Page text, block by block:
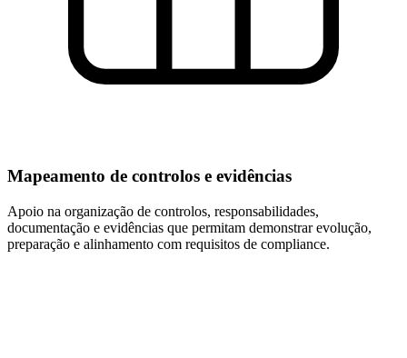
Mapeamento de controlos e evidências
Apoio na organização de controlos, responsabilidades,
documentação e evidências que permitam demonstrar evolução,
preparação e alinhamento com requisitos de compliance.